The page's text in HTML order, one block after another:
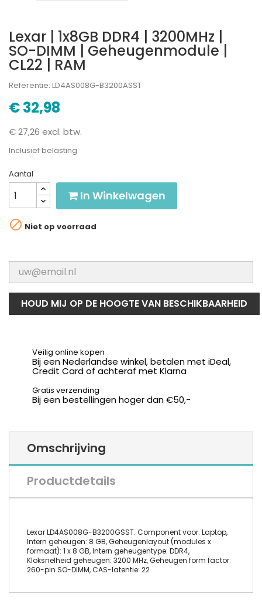
Lexar | 1x8GB DDR4 | 3200MHz |
SO-DIMM | Geheugenmodule |
CL22 | RAM
Referentie: LD4AS008G-B3200ASST
€ 32,98
€ 27,26 excl. btw.
Inclusief belasting
Aantal
In Winkelwagen
 Niet op voorraad
HOUD MIJ OP DE HOOGTE VAN BESCHIKBAARHEID
Veilig online kopen
Bij een Nederlandse winkel, betalen met iDeal,
Credit Card of achteraf met Klarna
Gratis verzending
Bij een bestellingen hoger dan €50,-
Omschrijving
Productdetails
Lexar LD4AS008G-B3200GSST. Component voor: Laptop,
Intern geheugen: 8 GB, Geheugenlayout (modules x
formaat): 1 x 8 GB, Intern geheugentype: DDR4,
Kloksnelheid geheugen: 3200 MHz, Geheugen form factor:
260-pin SO-DIMM, CAS-latentie: 22